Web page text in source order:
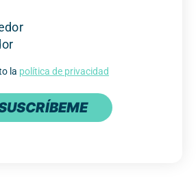
la política de privacidad